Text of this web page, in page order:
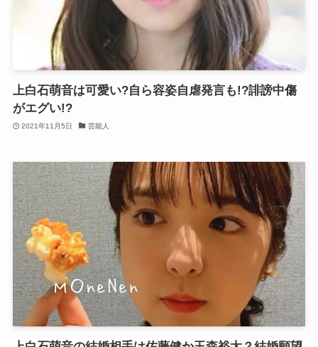
上白石萌音は可愛い?自ら容姿自虐発言も!?誹謗中傷
がエグい!?
2021年11月5日 芸能人